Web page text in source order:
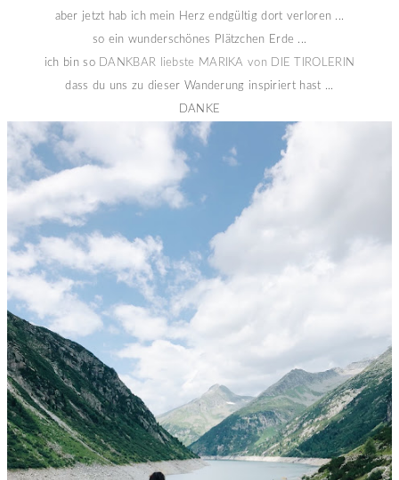
aber jetzt hab ich mein Herz endgültig dort verloren ...
so ein wunderschönes Plätzchen Erde ...
ich bin so DANKBAR liebste MARIKA von DIE TIROLERIN
dass du uns zu dieser Wanderung inspiriert hast ...
DANKE